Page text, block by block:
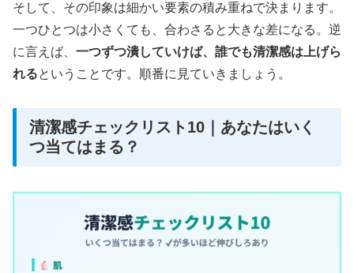
そして、その印象は細かい要素の積み重ねで決まります。
一つひとつは小さくても、合わさると大きな差になる。逆
に言えば、 一つずつ潰していけば、誰でも清潔感は上げら
れるということです。順番に見ていきましょう。
清潔感チェックリスト10｜あなたはいく
つ当てはまる？